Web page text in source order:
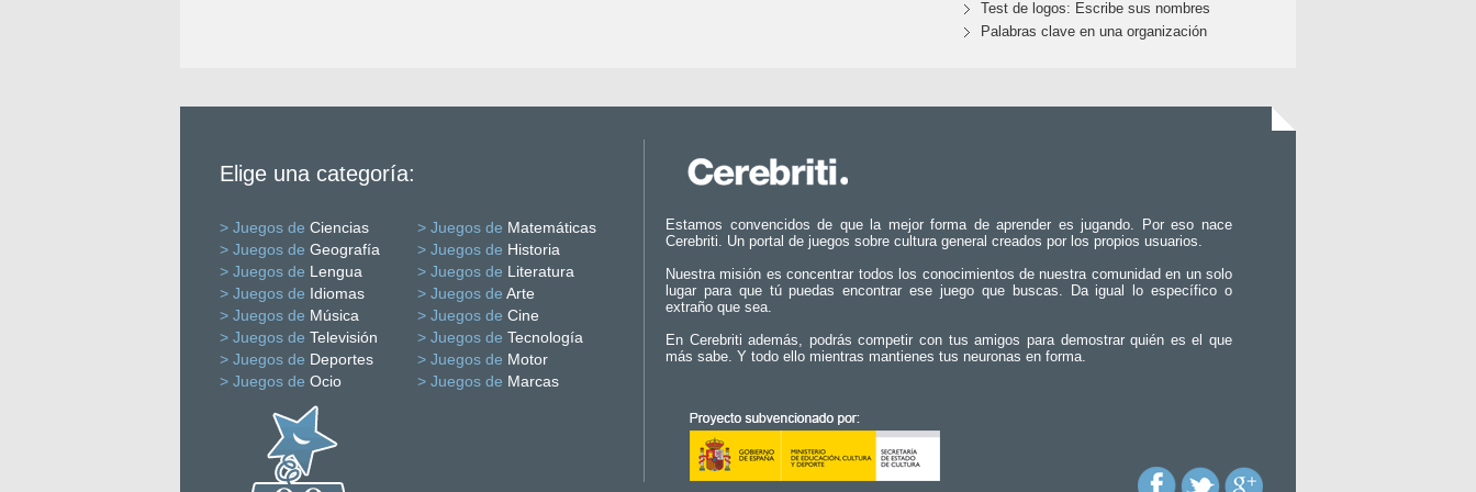
Test de logos: Escribe sus nombres
Palabras clave en una organización
Elige una categoría:
> Juegos de Ciencias > Juegos de Matemáticas
> Juegos de Geografía > Juegos de Historia
> Juegos de Lengua > Juegos de Literatura
> Juegos de Idiomas > Juegos de Arte
> Juegos de Música > Juegos de Cine
> Juegos de Televisión > Juegos de Tecnología
> Juegos de Deportes > Juegos de Motor
> Juegos de Ocio > Juegos de Marcas
Estamos convencidos de que la mejor forma de aprender es jugando. Por eso nace
Cerebriti. Un portal de juegos sobre cultura general creados por los propios usuarios.
Nuestra misión es concentrar todos los conocimientos de nuestra comunidad en un solo
lugar para que tú puedas encontrar ese juego que buscas. Da igual lo específico o
extraño que sea.
En Cerebriti además, podrás competir con tus amigos para demostrar quién es el que
más sabe. Y todo ello mientras mantienes tus neuronas en forma.